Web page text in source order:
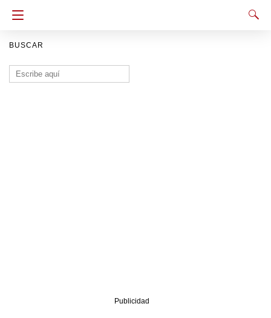
BUSCAR
Buscar:
Publicidad